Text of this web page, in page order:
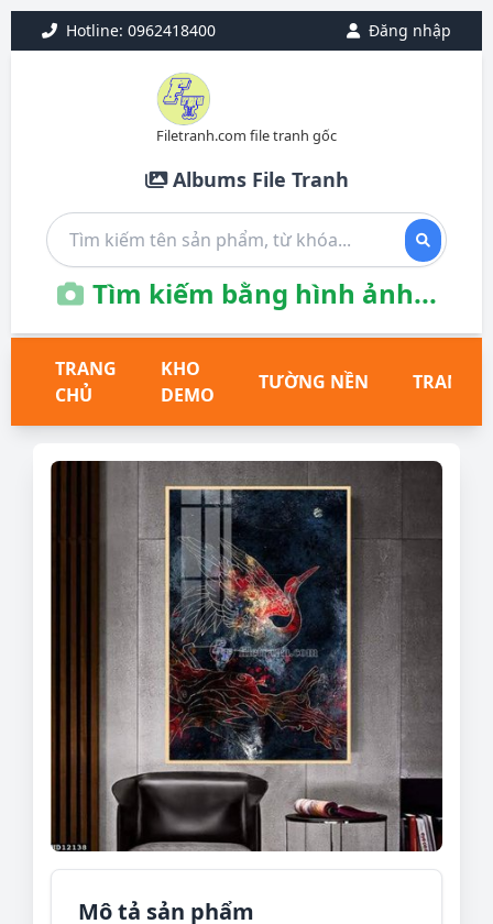
Hotline: 0962418400 Đăng nhập
Filetranh.com file tranh gốc
Albums File Tranh
Tìm kiếm bằng hình ảnh...
TRANG
CHỦ
KHO
DEMO
TƯỜNG NỀN TRANH
Mô tả sản phẩm